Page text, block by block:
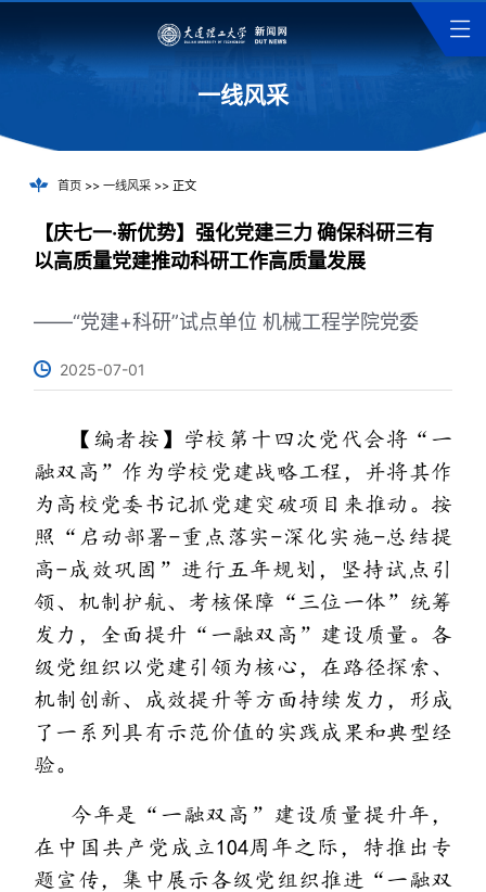
一线风采
首页>> 一线风采>> 正文
【庆七一·新优势】强化党建三力 确保科研三有
以高质量党建推动科研工作高质量发展
——“党建+科研”试点单位 机械工程学院党委
2025-07-01
【编者按】学校第十四次党代会将“一
融双高”作为学校党建战略工程，并将其作
为高校党委书记抓党建突破项目来推动。按
照“启动部署-重点落实-深化实施-总结提
高-成效巩固”进行五年规划，坚持试点引
领、机制护航、考核保障“三位一体”统筹
发力，全面提升“一融双高”建设质量。各
级党组织以党建引领为核心，在路径探索、
机制创新、成效提升等方面持续发力，形成
了一系列具有示范价值的实践成果和典型经
验。
今年是“一融双高”建设质量提升年，
在中国共产党成立104周年之际，特推出专
题宣传，集中展示各级党组织推进“一融双